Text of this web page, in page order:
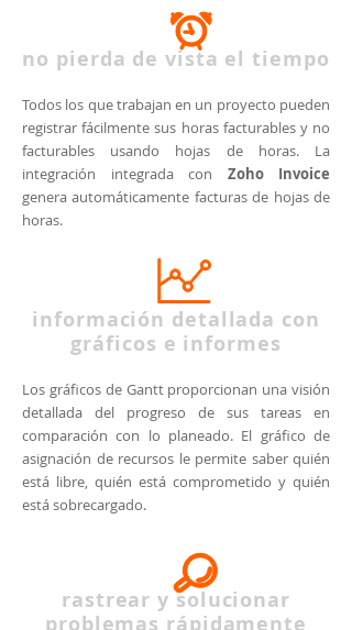
no pierda de vista el tiempo
Todos los que trabajan en un proyecto pueden
registrar fácilmente sus horas facturables y no
facturables usando hojas de horas. La
integración integrada con Zoho Invoice
genera automáticamente facturas de hojas de
horas.
información detallada con
gráficos e informes
Los gráficos de Gantt proporcionan una visión
detallada del progreso de sus tareas en
comparación con lo planeado. El gráfico de
asignación de recursos le permite saber quién
está libre, quién está comprometido y quién
está sobrecargado.
rastrear y solucionar
problemas rápidamente